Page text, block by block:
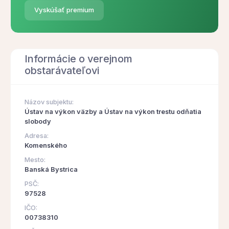
Vyskúšať premium
Informácie o verejnom
obstarávateľovi
Názov subjektu:
Ústav na výkon väzby a Ústav na výkon trestu odňatia
slobody
Adresa:
Komenského
Mesto:
Banská Bystrica
PSČ:
97528
IČO:
00738310